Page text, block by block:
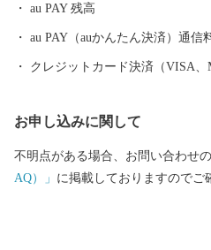
au PAY 残高
au PAY（auかんたん決済）通信
クレジットカード決済（VISA、
お申し込みに関して
不明点がある場合、お問い合わせ
AQ）」 に掲載しておりますのでご